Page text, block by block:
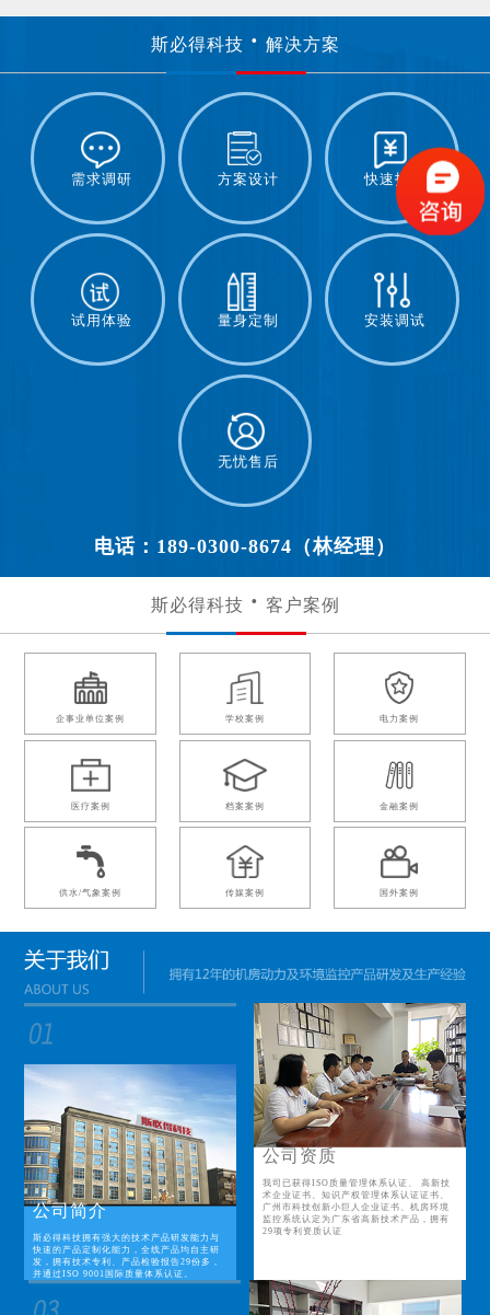
斯必得科技 解决方案
需求调研 方案设计 快速报价
试用体验 量身定制 安装调试
无忧售后
电话：189-0300-8674（林经理）
斯必得科技 客户案例
企事业单位案例 学校案例 电力案例
医疗案例 档案案例 金融案例
供水/气象案例 传媒案例 国外案例
公司简介
斯必得科技拥有强大的技术产品研发能力与
快速的产品定制化能力，全线产品均自主研
发，拥有技术专利、产品检验报告29份多，
并通过ISO 9001国际质量体系认证。
公司资质
我司已获得ISO质量管理体系认证、 高新技
术企业证书、知识产权管理体系认证证书、
广州市科技创新小巨人企业证书、机房环境
监控系统认定为广东省高新技术产品，拥有
29项专利资质认证